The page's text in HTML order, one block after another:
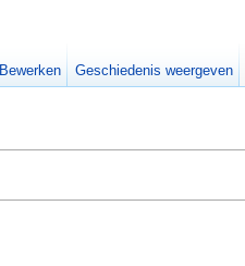
Bewerken Geschiedenis weergeven